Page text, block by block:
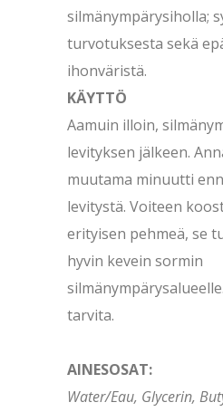
silmänympärysiholla;
turvotuksesta sekä
ihonväristä.
KÄYTTÖ
Aamuin illoin,
levityksen jälkeen.
muutama minuutti
levitystä. Voiteen
erityisen pehmeä, se
hyvin kevein sormin
tarvita.
AINESOSAT:
Water/Eau, Glycerin,